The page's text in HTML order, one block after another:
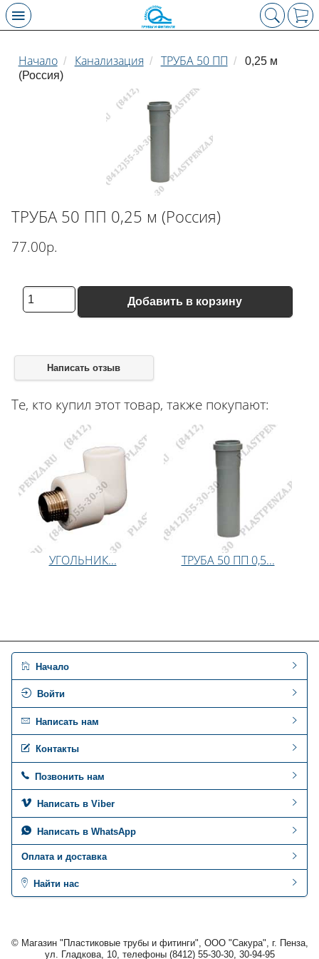
Начало / Канализация / ТРУБА 50 ПП /
0,25 м
(Россия)
ТРУБА 50 ПП 0,25 м (Россия)
77.00р.
Добавить в корзину
Написать отзыв
Те, кто купил этот товар, также покупают:
УГОЛЬНИК... ТРУБА 50 ПП 0,5...
Начало
Войти
Написать нам
Контакты
Позвонить нам
Написать в Viber
Написать в WhatsApp
Оплата и доставка
Найти нас
© Магазин "Пластиковые трубы и фитинги", ООО "Сакура", г. Пенза,
ул. Гладкова, 10, телефоны (8412) 55-30-30, 30-94-95